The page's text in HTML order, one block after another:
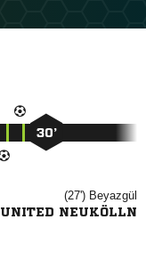
30’
(27') 
UNITED NEUKÖLLN